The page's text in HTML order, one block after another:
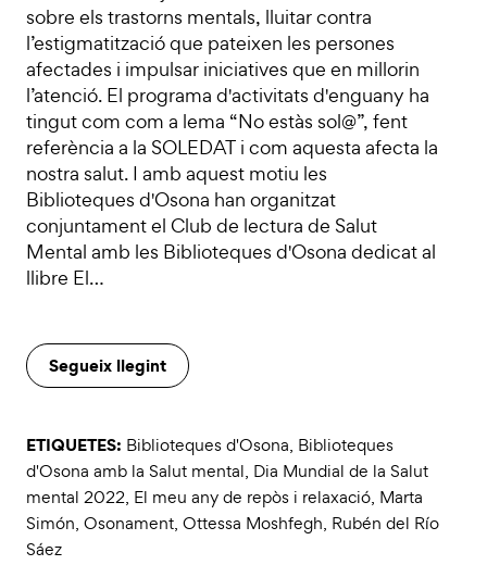
sobre els trastorns mentals, lluitar contra
l’estigmatització que pateixen les persones
afectades i impulsar iniciatives que en millorin
l’atenció. El programa d'activitats d'enguany ha
tingut com com a lema “No estàs sol@”, fent
referència a la SOLEDAT i com aquesta afecta la
nostra salut. I amb aquest motiu les
Biblioteques d'Osona han organitzat
conjuntament el Club de lectura de Salut
Mental amb les Biblioteques d'Osona dedicat al
llibre El…
Segueix llegint
ETIQUETES: Biblioteques d'Osona, Biblioteques
d'Osona amb la Salut mental, Dia Mundial de la Salut
mental 2022, El meu any de repòs i relaxació, Marta
Simón, Osonament, Ottessa Moshfegh, Rubén del Río
Sáez